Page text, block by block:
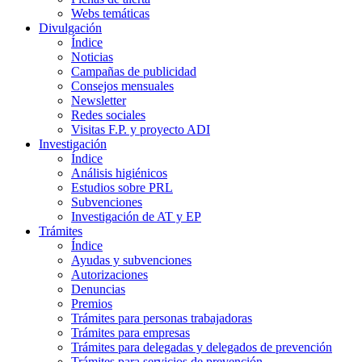
Webs temáticas
Divulgación
Índice
Noticias
Campañas de publicidad
Consejos mensuales
Newsletter
Redes sociales
Visitas F.P. y proyecto ADI
Investigación
Índice
Análisis higiénicos
Estudios sobre PRL
Subvenciones
Investigación de AT y EP
Trámites
Índice
Ayudas y subvenciones
Autorizaciones
Denuncias
Premios
Trámites para personas trabajadoras
Trámites para empresas
Trámites para delegadas y delegados de prevención